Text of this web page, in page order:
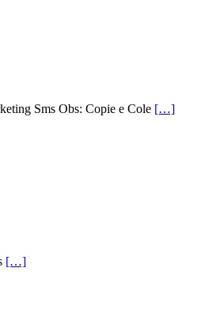
Sms Obs: Copie e Cole […]
[…]